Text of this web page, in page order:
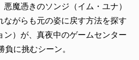
魔憑きのソンジ（イム・ユナ）
ながらも元の姿に戻す方法を探す
ン）が、真夜中のゲームセンター
負に挑むシーン。